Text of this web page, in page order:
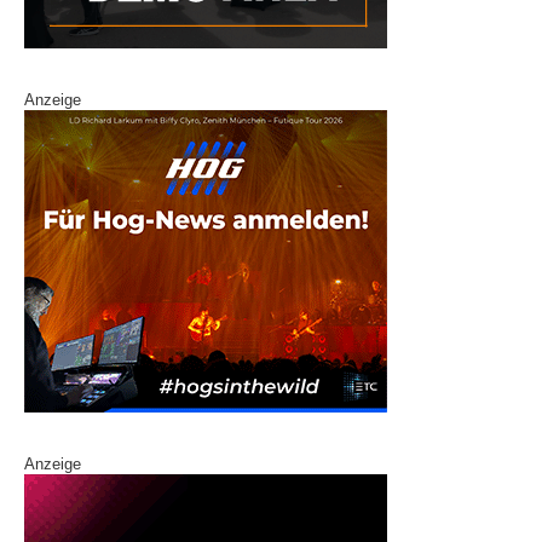
Anzeige
Anzeige